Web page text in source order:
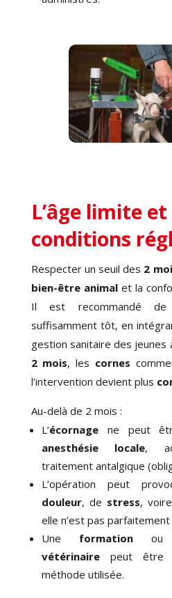
L’âge limite et
conditions
Respecter un seuil des 2
bien-être animalet la
Il est recommandé de
suffisamment tôt, en
gestion sanitaire des jeunes
2 mois, les cornes
l’intervention devient plus
Au-delà de 2 mois :
L’écornagene peut
anesthésie locale,
traitement antalgique
L’opération peut
douleur, de stress,
elle n’est pas
Une formationou
vétérinairepeut être
méthode utilisée.